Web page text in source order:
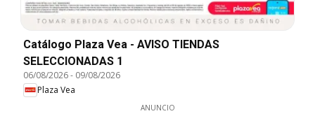
Catálogo Plaza Vea - AVISO TIENDAS
SELECCIONADAS 1
06/08/2026- 09/08/2026
Plaza Vea
ANUNCIO